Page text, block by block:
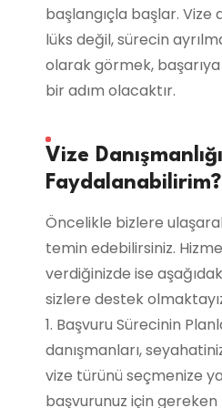
başlangıçla başlar. Vize
lüks değil, sürecin
olarak görmek,
bir adım olacaktır.
Vize
Faydalanabilirim?
Öncelikle bizlere
temin edebilirsiniz.
verdiğinizde ise
sizlere destek
1. Başvuru Sürecinin
danışmanları,
vize türünü seçmenize
başvurunuz için